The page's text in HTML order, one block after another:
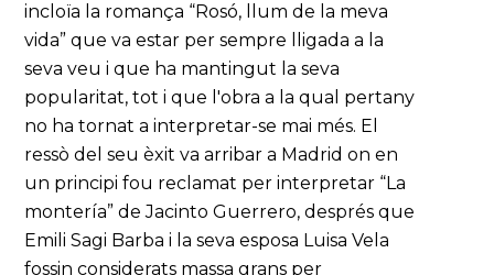
incloïa la romança “Rosó, llum de la meva
vida” que va estar per sempre lligada a la
seva veu i que ha mantingut la seva
popularitat, tot i que l'obra a la qual pertany
no ha tornat a interpretar-se mai més. El
ressò del seu èxit va arribar a Madrid on en
un principi fou reclamat per interpretar “La
montería” de Jacinto Guerrero, després que
Emili Sagi Barba i la seva esposa Luisa Vela
fossin considerats massa grans per